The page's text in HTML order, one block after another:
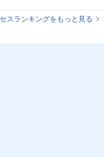
スランキングをもっと見る